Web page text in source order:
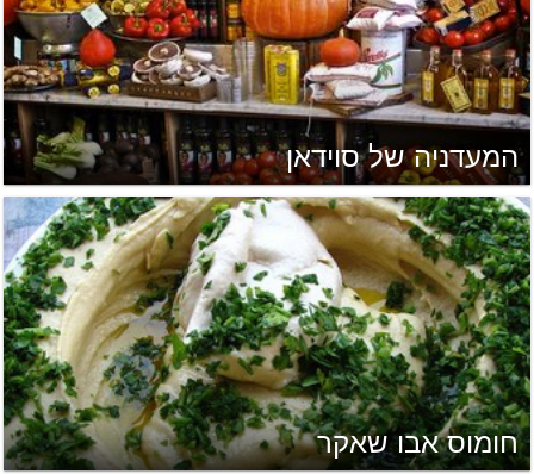
המעדניה של סוידאן
חומוס אבו שאקר